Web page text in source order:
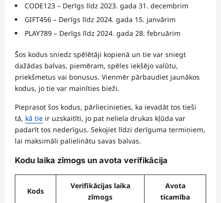
CODE123 – Derīgs līdz 2023. gada 31. decembrim
GIFT456 – Derīgs līdz 2024. gada 15. janvārim
PLAY789 – Derīgs līdz 2024. gada 28. februārim
Šos kodus sniedz spēlētāji kopienā un tie var sniegt
dažādas balvas, piemēram, spēles iekšējo valūtu,
priekšmetus vai bonusus. Vienmēr pārbaudiet jaunākos
kodus, jo tie var mainīties bieži.
Pieprasot šos kodus, pārliecinieties, ka ievadāt tos tieši
tā, kā tie ir uzskaitīti, jo pat neliela drukas kļūda var
padarīt tos nederīgus. Sekojiet līdzi derīguma termiņiem,
lai maksimāli palielinātu savas balvas.
Kodu laika zīmogs un avota verifikācija
Kods
Verifikācijas laika
zīmogs
Avota
ticamība